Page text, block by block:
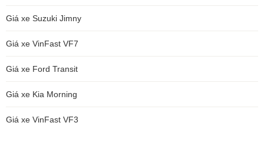
Giá xe Suzuki Jimny
Giá xe VinFast VF7
Giá xe Ford Transit
Giá xe Kia Morning
Giá xe VinFast VF3